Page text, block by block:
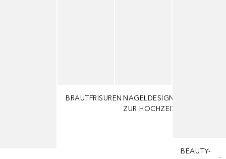
BRAUTFRISUREN NAGELDESIGNS
ZUR HOCHZEIT
BEAUTY-